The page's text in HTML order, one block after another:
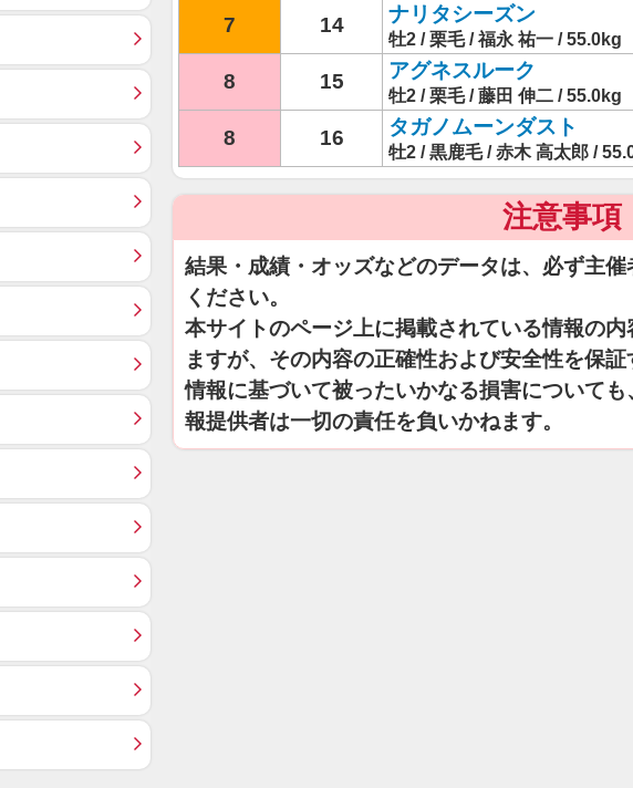
7 14 ナリタシーズン
牡2 / 栗毛 / 福永 祐一 / 55.0kg
8 15 アグネスルーク
牡2 / 栗毛 / 藤田 伸二 / 55.0kg
8 16 タガノムーンダスト
牡2 / 黒鹿毛 / 赤木 高太郎 /
注意事項
結果・成績・オッズなどのデータは、必ず主
ください。
本サイトのページ上に掲載されている情報の
ますが、その内容の正確性および安全性を保
情報に基づいて被ったいかなる損害について
報提供者は一切の責任を負いかねます。